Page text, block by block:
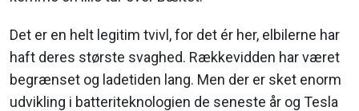
Det er en helt legitim tvivl, for det ér her, elbilerne har
haft deres største svaghed. Rækkevidden har været
begrænset og ladetiden lang. Men der er sket enorm
udvikling i batteriteknologien de seneste år og Tesla